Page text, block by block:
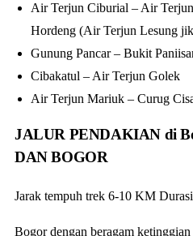
Air Terjun Ciburial – Air
Hordeng (Air Terjun Lesung
Gunung Pancar – Bukit
Cibakatul – Air Terjun Golek
Air Terjun Mariuk – Curug
JALUR PENDAKIAN di
DAN BOGOR
Jarak tempuh trek 6-10 KM
Bogor dengan beragam